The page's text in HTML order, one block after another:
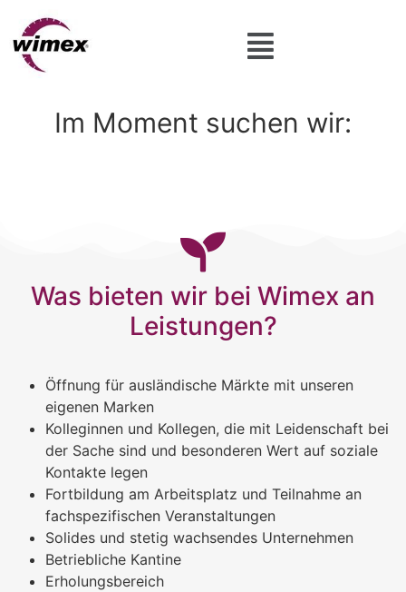
Im Moment suchen wir:
Was bieten wir bei Wimex an
Leistungen?
Öffnung für ausländische Märkte mit unseren
eigenen Marken
Kolleginnen und Kollegen, die mit Leidenschaft bei
der Sache sind und besonderen Wert auf soziale
Kontakte legen
Fortbildung am Arbeitsplatz und Teilnahme an
fachspezifischen Veranstaltungen
Solides und stetig wachsendes Unternehmen
Betriebliche Kantine
Erholungsbereich